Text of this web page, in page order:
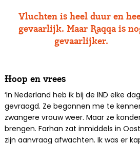
Vluchten is heel duur en
gevaarlijk. Maar Raqqa is
gevaarlijker.
Hoop en vrees
‘In Nederland heb ik bij de IND elke
gevraagd. Ze begonnen me te
zwangere vrouw weer. Maar ze
brengen. Farhan zat inmiddels in
zijn aanvraag afwachten. Ik was er